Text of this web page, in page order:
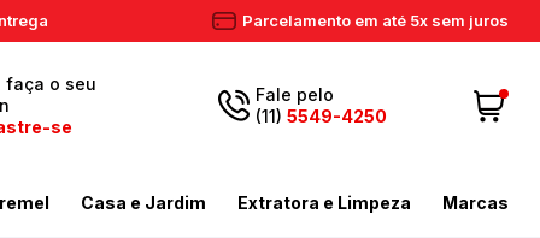
Parcelamento em até 5x sem juros
faça o seu
se
Fale pelo
(11) 5549-4250
Casa e Jardim Extratora e Limpeza Marcas